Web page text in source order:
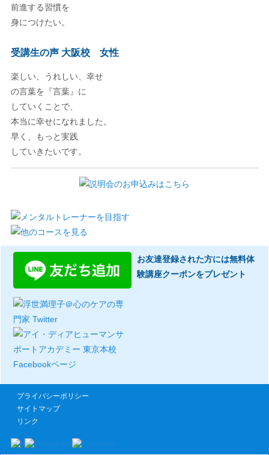
前進する習慣を
身につけたい。
受講生の声 大阪校 女性
楽しい、うれしい、幸せ
の言葉を『言葉』に
していくことで、
本当に幸せになれました。
早く、もっと実践
していきたいです。
お友達登録された方には無料体
験講座クーポンをプレゼント
プライバシーポリシー
サイトマップ
リンク